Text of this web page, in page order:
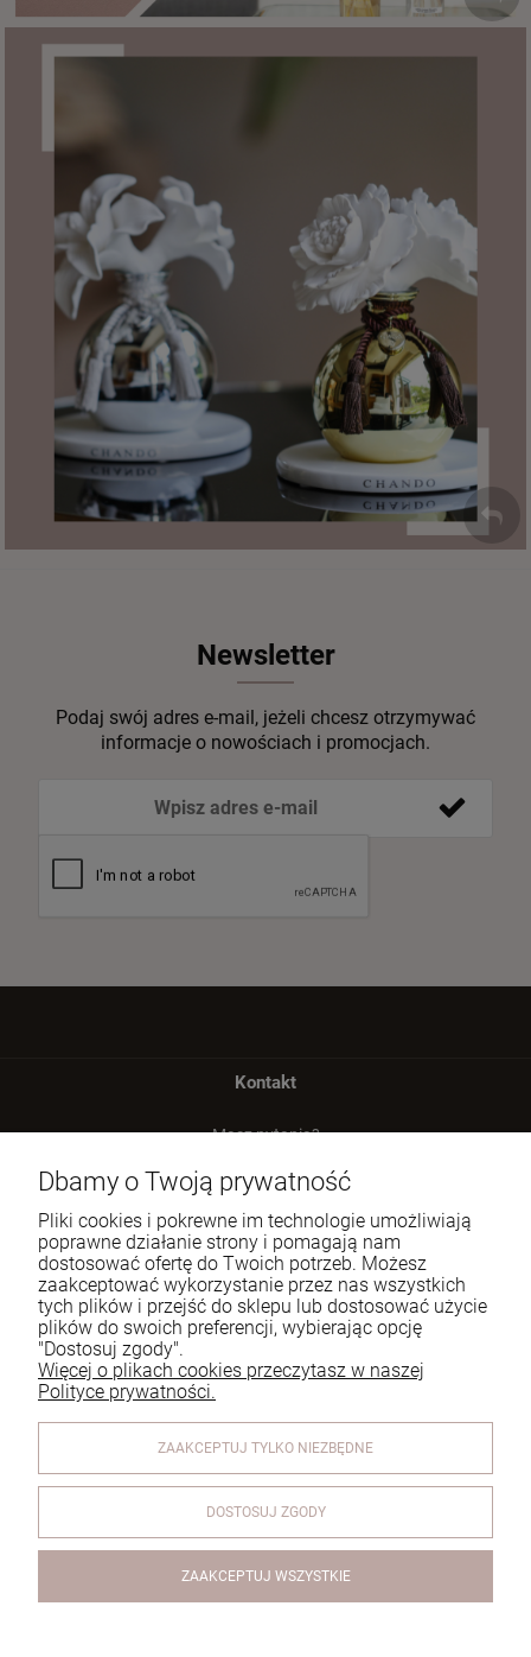
Newsletter
Podaj swój adres e-mail, jeżeli chcesz otrzymywać
informacje o nowościach i promocjach.
Kontakt
Masz pytania?
E-mail: zamowienia@homeperfume.pl
Pomoc
Reklamacje i zwroty
O firmie
Dbamy o Twoją prywatność
Pliki cookies i pokrewne im technologie umożliwiają
poprawne działanie strony i pomagają nam
dostosować ofertę do Twoich potrzeb. Możesz
zaakceptować wykorzystanie przez nas wszystkich
tych plików i przejść do sklepu lub dostosować użycie
plików do swoich preferencji, wybierając opcję
"Dostosuj zgody".
Więcej o plikach cookies przeczytasz w naszej
Polityce prywatności.
ZAAKCEPTUJ TYLKO NIEZBĘDNE
DOSTOSUJ ZGODY
ZAAKCEPTUJ WSZYSTKIE